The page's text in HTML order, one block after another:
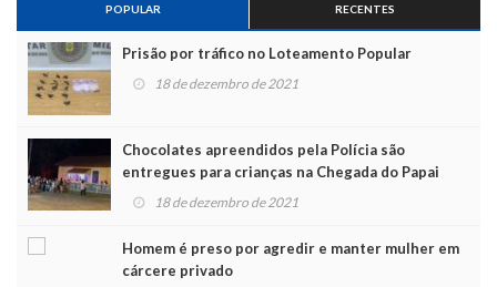
POPULAR RECENTES
Prisão por tráfico no Loteamento Popular
18 de dezembro de 2021
Chocolates apreendidos pela Polícia são
entregues para crianças na Chegada do Papai
Noel
18 de dezembro de 2021
Homem é preso por agredir e manter mulher em
cárcere privado